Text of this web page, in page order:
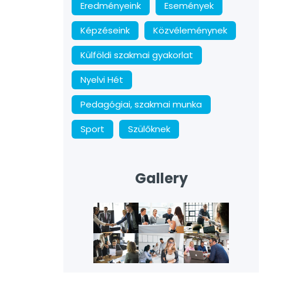
Eredményeink
Események
Képzéseink
Közvéleménynek
Külföldi szakmai gyakorlat
Nyelvi Hét
Pedagógiai, szakmai munka
Sport
Szülőknek
Gallery